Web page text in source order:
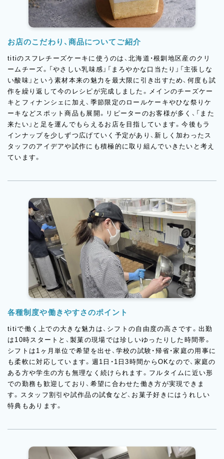
お店のこだわり、商品についてご紹介
titiのスフレチーズケーキに使うのは、北海道・根釧地区産のクリ
ームチーズ。「やさしい乳味感」「まろやかな口当たり」「主張しな
い酸味」という素材本来の魅力を最大限に引き出すため、何度も試
作を繰り返して今のレシピが完成しました。メインのチーズケー
キとフィナンシェに加え、季節限定のロールケーキやひな祭りケ
ーキなどスポット商品も展開。リピーターのお客様が多く、「また
来たい」と足を運んでもらえるお店を目指しています。今後もラ
インナップを少しずつ広げていく予定があり、新しく加わったス
タッフのアイデアや試作にも積極的に取り組んでいきたいと考え
ています。
各種制度や働きやすさのポイント
titiで働く上での大きな魅力は、シフトの自由度の高さです。出勤
は10時スタートと、製菓の現場では珍しいゆったりした時間帯。
シフトは1ヶ月単位で希望を出せ、学校の試験・帰省・家庭の用事に
も柔軟に対応しています。週1日・1日3時間からOKなので、家庭の
ある方や学生の方も無理なく続けられます。フルタイムに近い形
での勤務も歓迎しており、希望に合わせた働き方が実現できま
す。スタッフ割引や試作品の試食など、お菓子好きにはうれしい
特典もあります。